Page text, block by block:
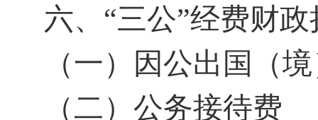
六、 “三公”经费财
（一）因公出国（
（二）公务接待费